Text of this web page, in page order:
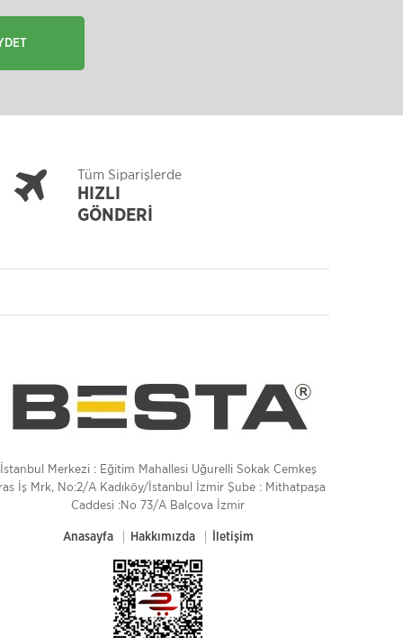
Tüm Siparişlerde
HIZLI
GÖNDERİ
İstanbul Merkezi : Eğitim Mahallesi Uğurelli Sokak Cemkeş
İş Mrk, No:2/A Kadıköy/İstanbul İzmir Şube : Mithatpaşa
Caddesi :No 73/A Balçova İzmir
Anasayfa Hakkımızda İletişim